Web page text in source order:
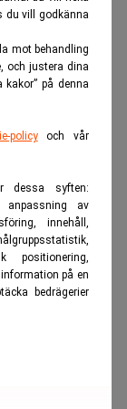
du vill godkänna
mot behandling
och justera dina
på denna
policyoch vår
dessa syften:
anpassning av
innehåll,
positionering,
på en
bedrägerier
för ”ny
marknaden
Därtill finns
inte
behöver
som följer av
närmare